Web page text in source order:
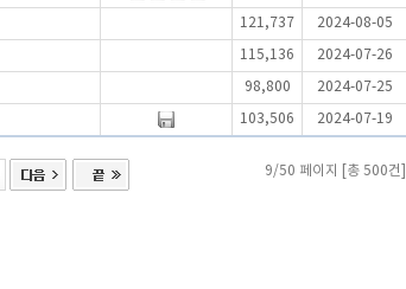
121,737 2024-08-05
115,136 2024-07-26
98,800 2024-07-25
103,506 2024-07-19
9/50 페이지 [총 500건]